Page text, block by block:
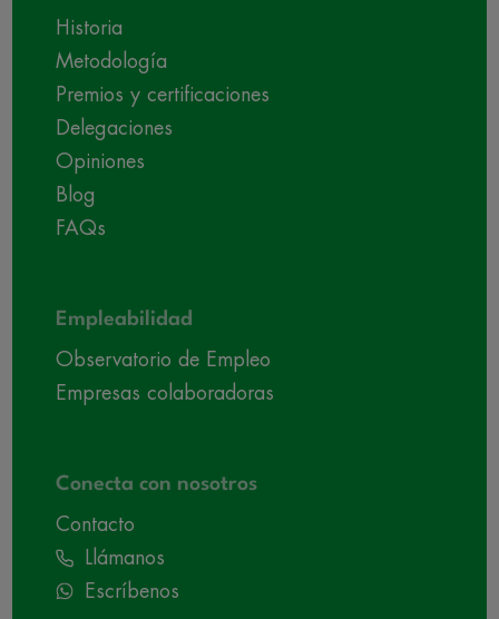
Historia
Metodología
Premios y certificaciones
Delegaciones
Opiniones
Blog
FAQs
Empleabilidad
Observatorio de Empleo
Empresas colaboradoras
Conecta con nosotros
Contacto
Llámanos
Escríbenos